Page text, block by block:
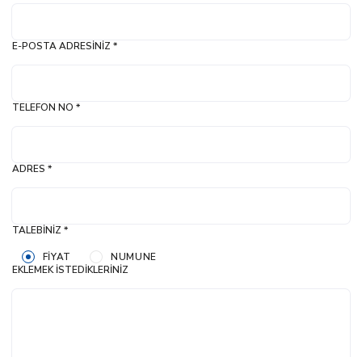
E-POSTA ADRESINIZ *
TELEFON NO *
ADRES *
TALEBINIZ *
FIYAT
NUMUNE
EKLEMEK İSTEDIKLERINIZ